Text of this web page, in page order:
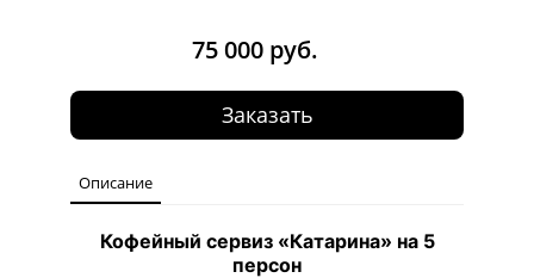
75 000 руб.
Заказать
Описание
Кофейный сервиз «Катарина» на 5
персон